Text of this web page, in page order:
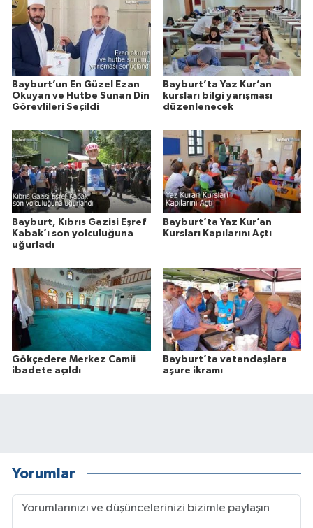
Bayburt’un En Güzel Ezan
Okuyan ve Hutbe Sunan Din
Görevlileri Seçildi
Bayburt’ta Yaz Kur’an
kursları bilgi yarışması
düzenlenecek
Bayburt, Kıbrıs Gazisi Eşref
Kabak’ı son yolculuğuna
uğurladı
Bayburt’ta Yaz Kur’an
Kursları Kapılarını Açtı
Gökçedere Merkez Camii
ibadete açıldı
Bayburt’ta vatandaşlara
aşure ikramı
Yorumlar